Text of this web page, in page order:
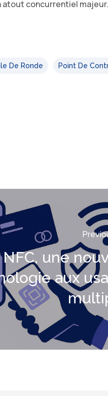
atout concurrentiel majeur.
De Ronde Point De
NFC, une
aux